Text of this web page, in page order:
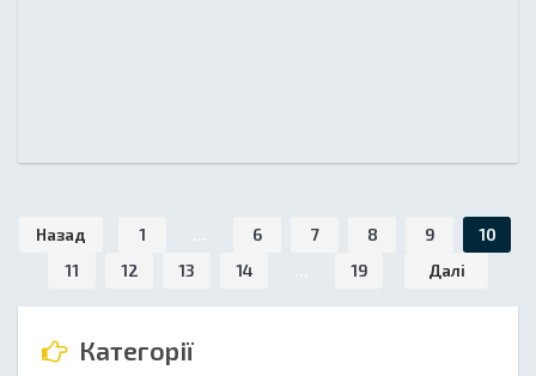
Назад 1 6 7 8 9
10
11
12 13 14 19 Далі
Категорії